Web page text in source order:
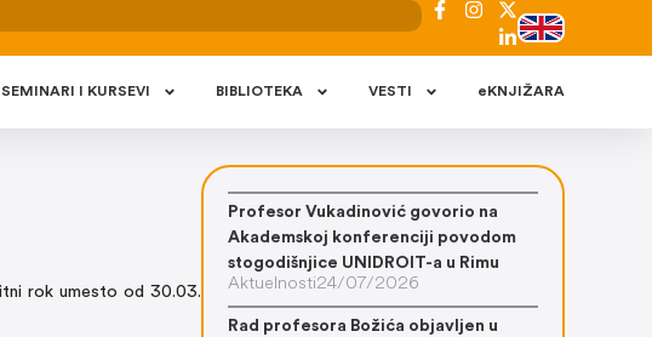
SEMINARI I KURSEVI BIBLIOTEKA VESTI eKNJIŽARA
rok umesto od 30.03.
Profesor Vukadinović govorio na
Akademskoj konferenciji povodom
stogodišnjice UNIDROIT-a u Rimu
Aktuelnosti24/07/2026
Rad profesora Božića objavljen u